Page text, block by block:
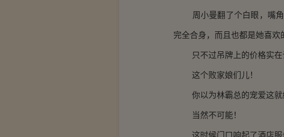
周小曼翻了个白眼，嘴角
完全合身，而且也都是她喜欢
只不过吊牌上的价格实在
这个败家娘们儿！
你以为林霸总的宠爱这就
当然不可能！
这时候门口响起了酒店服